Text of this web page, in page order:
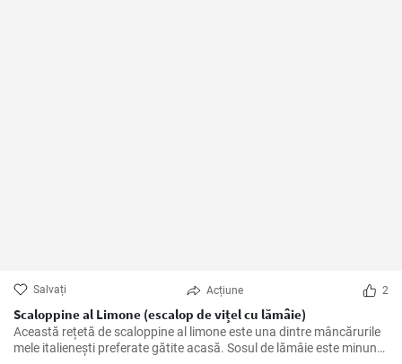
Salvați Acțiune 2
Scaloppine al Limone (escalop de vițel cu lămâie)
Această rețetă de scaloppine al limone este una dintre mâncărurile
mele italienești preferate gătite acasă. Sosul de lămâie este minunat